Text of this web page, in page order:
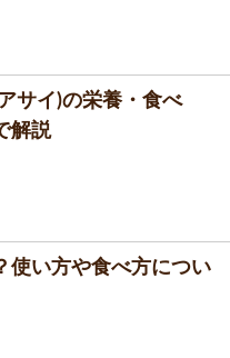
サイ)の栄養・食べ
解説
使い方や食べ方につい